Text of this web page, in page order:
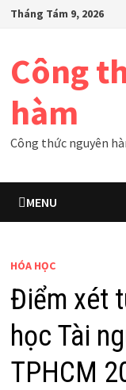
SkipTháng Tám 9, 2026
Công
hàm
Công thức nguyên
MENU
HÓA HỌC
Điểm xét
học Tài
TPHCM